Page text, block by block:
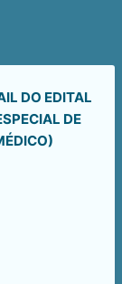
DO EDITAL
DE